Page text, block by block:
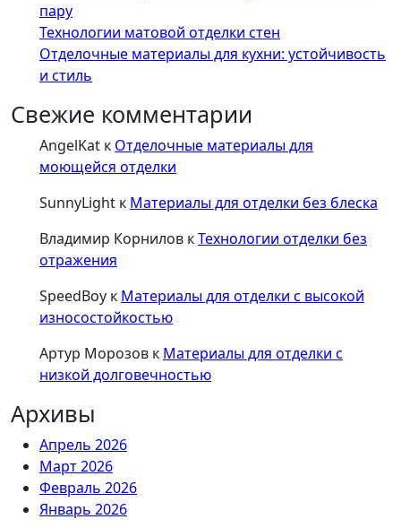
пару
Технологии матовой отделки стен
Отделочные материалы для кухни: устойчивость
и стиль
Свежие комментарии
AngelKat к Отделочные материалы для
моющейся отделки
SunnyLight к Материалы для отделки без блеска
Владимир Корнилов кТехнологии отделки без
отражения
SpeedBoy к Материалы для отделки с высокой
износостойкостью
Артур Морозов к Материалы для отделки с
низкой долговечностью
Архивы
Апрель 2026
Март 2026
Февраль 2026
Январь 2026